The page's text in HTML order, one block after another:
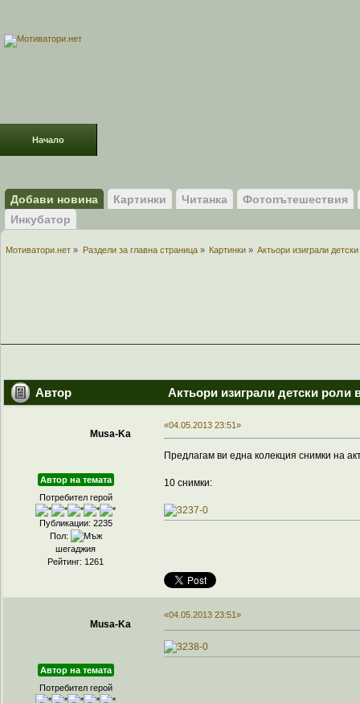
Начало
Добави новина Картинки Читанка
Фотопътешествия
Инкубатор
Мотиватори.нет » Раздели за главна страница» Картинки» Актьори изиграли
Автор Актьори изиграли детски роли
Musa-Ka
Автор на темата
Потребител герой
Публикации: 2235
Пол:
шегаджия
Рейтинг: 1261
«04.05.2013 23:51»
Предлагам ви една колекция снимки на
10 снимки:
Musa-Ka
Автор на темата
Потребител герой
«04.05.2013 23:51»